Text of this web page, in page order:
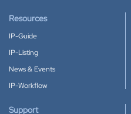
Resources
IP-Guide
IP-Listing
News & Events
IP-Workflow
Support